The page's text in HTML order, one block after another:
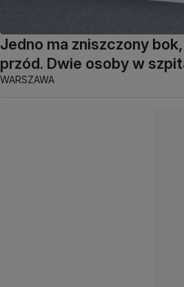
Jedno ma zniszczony
przód. Dwie osoby w
WARSZAWA